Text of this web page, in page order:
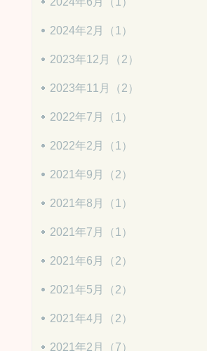
2024年2月（1）
2023年12月（2）
2023年11月（2）
2022年7月（1）
2022年2月（1）
2021年9月（2）
2021年8月（1）
2021年7月（1）
2021年6月（2）
2021年5月（2）
2021年4月（2）
2021年2月（7）